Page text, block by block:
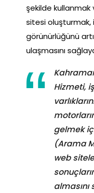
şekilde
sitesi oluşturmak,
görünürlüğünü
ulaşmasını
Hizmeti,
gelmek
(Arama
web